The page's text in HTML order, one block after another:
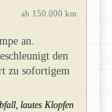
ab 150.000 km
an.
den
zu sofortigem
lautes Klopfen